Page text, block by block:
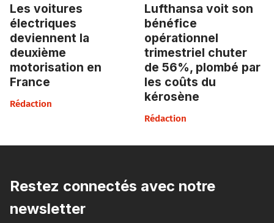
Les voitures
électriques
deviennent la
deuxième
motorisation en
France
Rédaction
Lufthansa voit son
bénéfice
opérationnel
trimestriel chuter
de 56%, plombé par
les coûts du
kérosène
Rédaction
Restez connectés avec notre
newsletter